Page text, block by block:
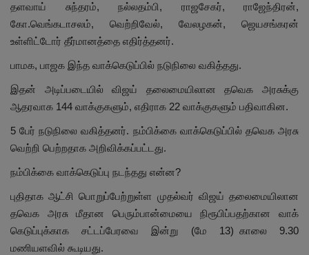
தளவாய் சுந்தரம், நல்லதம்பி, ராஜசேகர், ராஜேந்திரன்,
கோ.வெங்கடாசலம், வெற்றிவேல், வேலழகன், ஜெயசங்கரன்
உள்ளிட்டோர் தீர்மானத்தை எதிர்த்தனர்.
பாமக, பாஜக இந்த வாக்கெடுப்பில் நடுநிலை வகித்தது.
இதன் அடிப்படையில் விஜய் தலைமையிலான தவெக அரசுக்கு
ஆதரவாக 144 வாக்குகளும், எதிராக 22 வாக்குகளும் பதிவாகின.
5 பேர் நடுநிலை வகித்தனர். நம்பிக்கை வாக்கெடுப்பில் தவெக அரசு
வெற்றி பெற்றதாக அறிவிக்கப்பட்டது.
நம்பிக்கை வாக்கெடுப்பு நடந்தது என்ன?
புதி​தாக ஆட்சி பொறுப்​பேற்​றுள்ள முதல்வர் விஜய்​ தலைமையிலான
தவெக அரசு மீதான பெரும்பான்மையை நிரூபிப்​ப​தற்​கான வாக்​
கெடுப்புக்காக சட்டப்​பேர​வை இன்று (மே 13) காலை 9.30
மணியளவில் கூடியது.